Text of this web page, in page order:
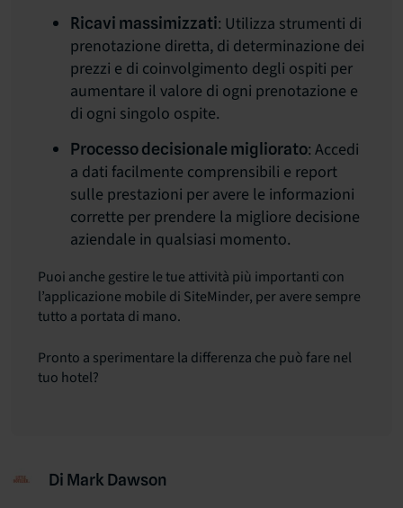
Ricavi massimizzati: Utilizza strumenti di
prenotazione diretta, di determinazione dei
prezzi e di coinvolgimento degli ospiti per
aumentare il valore di ogni prenotazione e
di ogni singolo ospite.
Processo decisionale migliorato: Accedi
a dati facilmente comprensibili e report
sulle prestazioni per avere le informazioni
corrette per prendere la migliore decisione
aziendale in qualsiasi momento.
Puoi anche gestire le tue attività più importanti con
l’applicazione mobile di SiteMinder, per avere sempre
tutto a portata di mano.
Pronto a sperimentare la differenza che può fare nel
tuo hotel?
Di Mark Dawson